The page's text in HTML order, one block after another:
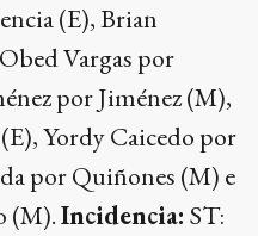
(E), Brian
Vargas por
por Jiménez (M),
Yordy Caicedo por
por Quiñones (M) e
(M).Incidencia: ST: